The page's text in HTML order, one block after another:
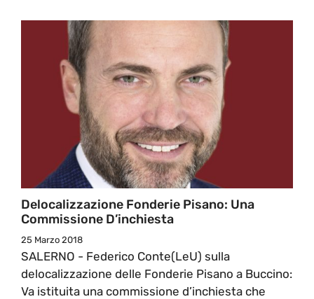
Delocalizzazione Fonderie Pisano: Una
Commissione D’inchiesta
25 Marzo 2018
SALERNO - Federico Conte(LeU) sulla
delocalizzazione delle Fonderie Pisano a Buccino:
Va istituita una commissione d’inchiesta che